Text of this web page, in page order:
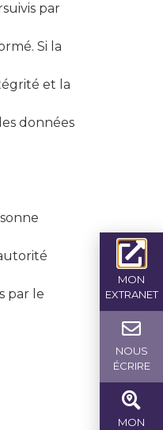
par
Si la
et la
données
par le
MON
EXTRANET
NOUS
ÉCRIRE
MON